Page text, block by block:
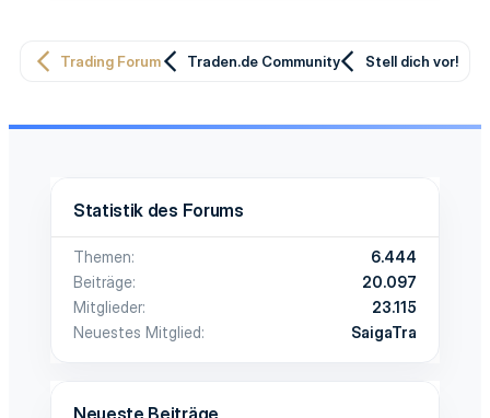
Trading Forum Traden.de Community Stell dich vor!
Statistik des Forums
Themen
6.444
Beiträge
20.097
Mitglieder
23.115
Neuestes Mitglied
SaigaTra
Neueste Beiträge